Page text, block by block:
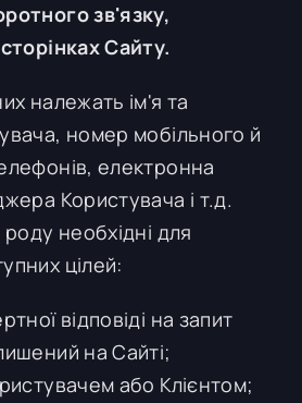
зв'язку,
Сайту.
належать ім'я та
номер мобільного й
електронна
Користувача і т.д.
роду необхідні для
цілей:
відповіді на запит
на Сайті;
або Клієнтом;